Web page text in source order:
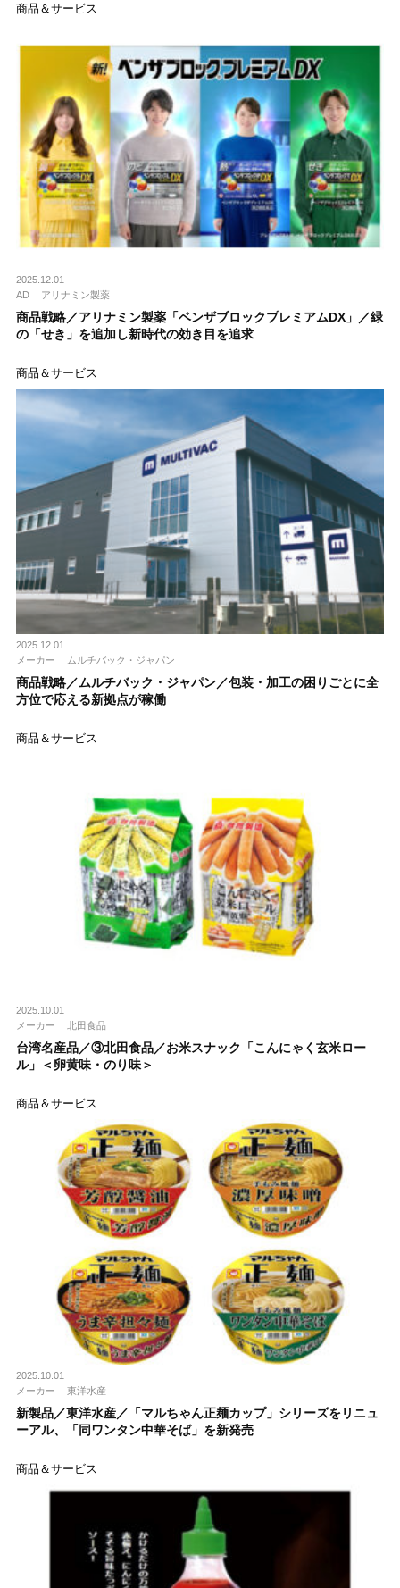
商品＆サービス
2025.12.01
AD
アリナミン製薬
商品戦略／アリナミン製薬「ベンザブロックプレミアムDX」／緑
の「せき」を追加し新時代の効き目を追求
商品＆サービス
2025.12.01
メーカー
ムルチバック・ジャパン
商品戦略／ムルチバック・ジャパン／包装・加工の困りごとに全
方位で応える新拠点が稼働
商品＆サービス
2025.10.01
メーカー
北田食品
台湾名産品／③北田食品／お米スナック「こんにゃく玄米ロー
ル」＜卵黄味・のり味＞
商品＆サービス
2025.10.01
メーカー
東洋水産
新製品／東洋水産／「マルちゃん正麺カップ」シリーズをリニュ
ーアル、「同ワンタン中華そば」を新発売
商品＆サービス